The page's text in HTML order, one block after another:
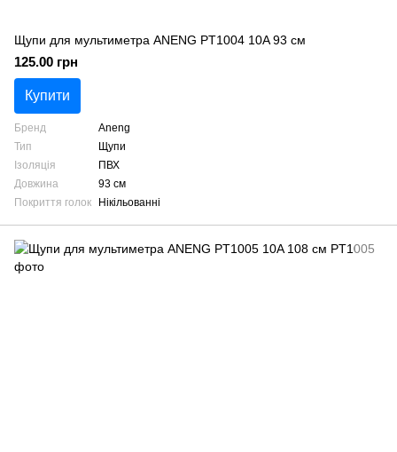
Щупи для мультиметра ANENG PT1004 10A 93 см
125.00 грн
Купити
Бренд
Aneng
Тип
Щупи
Ізоляція
ПВХ
Довжина
93 см
Покриття голок
Нікільованні